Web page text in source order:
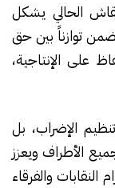
أن النقاش الحالي يشكل
توازناً بين حق
على الإنتاجية،
الإضراب، بل
الأطراف ويعزز
النقابات والفرقاء